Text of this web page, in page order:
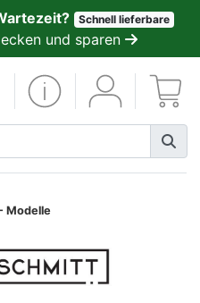
Schnell lieferbare
und sparen
Modelle